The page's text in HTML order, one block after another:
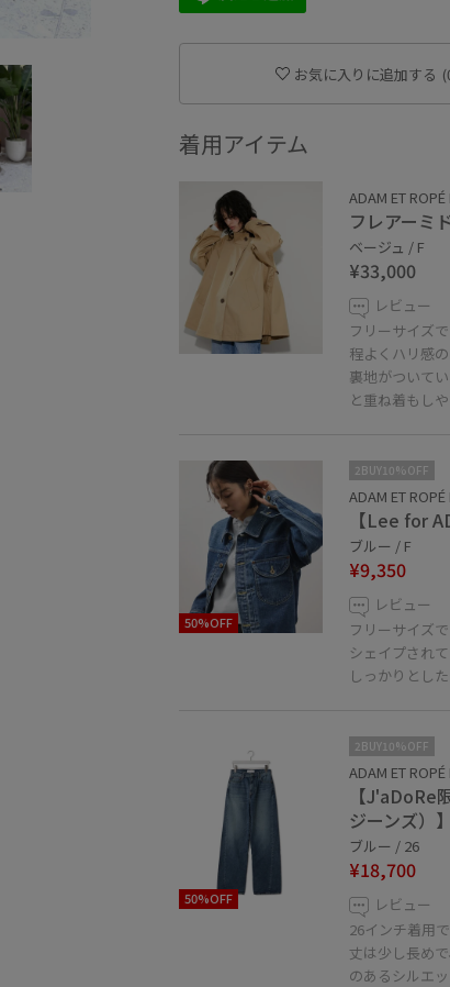
お気に入りに追加する
着用アイテム
ADAM ET ROPÉ
フレアーミ
ベージュ / F
¥33,000
レビュー
フリーサイズで
程よくハリ感
裏地がついて
と重ね着もし
50%OFF
2BUY10%OFF
ADAM ET ROPÉ
【Lee for
ブルー / F
¥9,350
レビュー
フリーサイズ
シェイプされ
しっかりとし
50%OFF
2BUY10%OFF
ADAM ET ROPÉ
【J'aDoRe
ジーンズ）
ブルー / 26
¥18,700
レビュー
26インチ着用
丈は少し長め
のあるシルエ